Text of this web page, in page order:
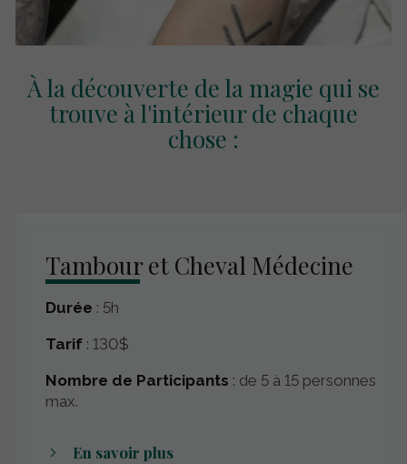
À la découverte de la magie qui se
trouve à l'intérieur de chaque
chose :
Tambour et Cheval Médecine
Durée : 5h
Tarif : 130$
Nombre de Participants : de 5 à 15 personnes
max.
En savoir plus